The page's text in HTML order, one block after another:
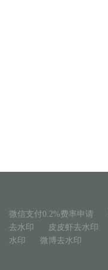
微信支付0.2%费率申请
去水印
皮皮虾去水印
水印
微博去水印